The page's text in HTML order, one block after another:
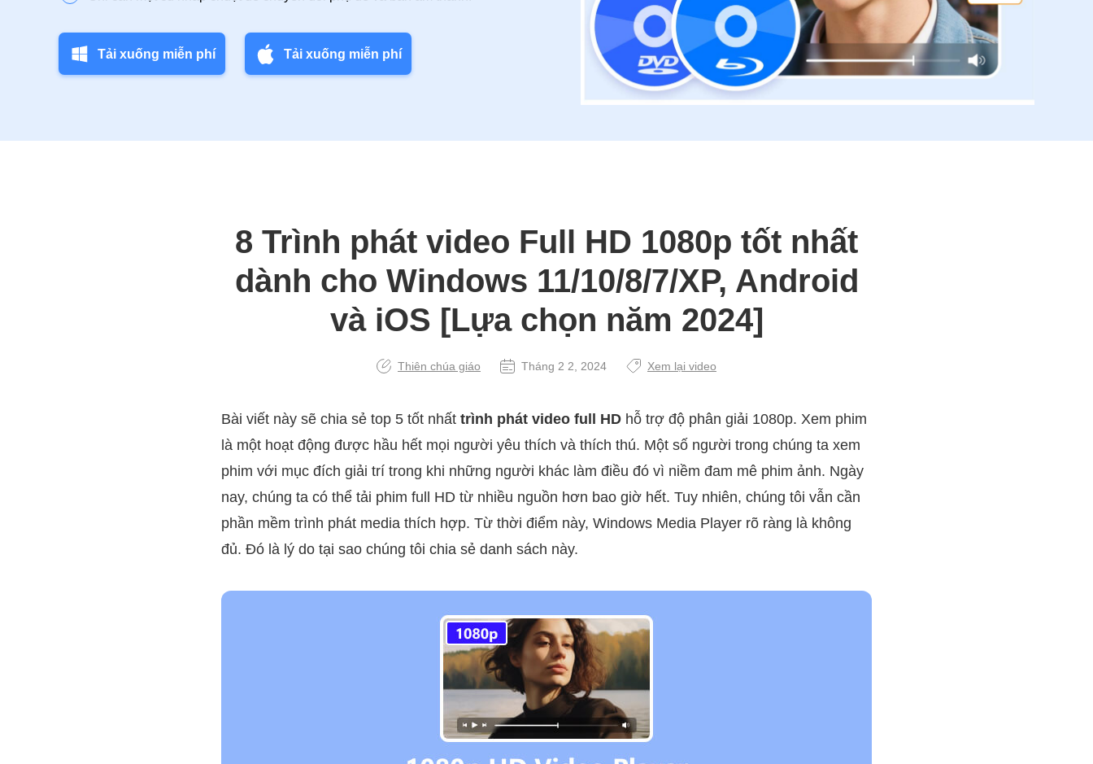
Tải xuống miễn phí Tải xuống miễn phí
8 Trình phát video Full HD 1080p tốt nhất
dành cho Windows 11/10/8/7/XP, Android
và iOS [Lựa chọn năm 2024]
Thiên chúa giáo Tháng 2 2, 2024 Xem lại video
Bài viết này sẽ chia sẻ top 5 tốt nhất trình phát video full HD hỗ trợ độ phân giải 1080p. Xem phim
là một hoạt động được hầu hết mọi người yêu thích và thích thú. Một số người trong chúng ta xem
phim với mục đích giải trí trong khi những người khác làm điều đó vì niềm đam mê phim ảnh. Ngày
nay, chúng ta có thể tải phim full HD từ nhiều nguồn hơn bao giờ hết. Tuy nhiên, chúng tôi vẫn cần
phần mềm trình phát media thích hợp. Từ thời điểm này, Windows Media Player rõ ràng là không
đủ. Đó là lý do tại sao chúng tôi chia sẻ danh sách này.